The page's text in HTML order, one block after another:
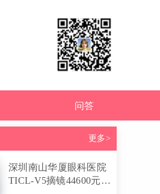
问答
更多>
深圳南山华厦眼科医院
TICL-V5摘镜44600元，